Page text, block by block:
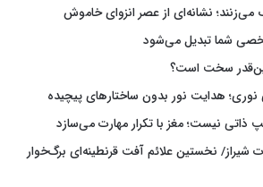
می‌زنند؛ نشانه‌ای از عصر انزوای خاموش
شما تبدیل می‌شود
سخت است؟
نوری؛ هدایت نور بدون ساختارهای پیچیده
نیست؛ مغز با تکرار مهارت می‌سازد
شیراز/ نخستین علائم آفت قرنطینه‌ای برگ‌خوار